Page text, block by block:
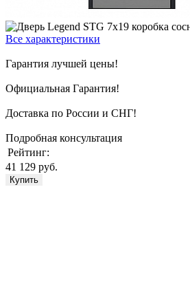
Все характеристики
Гарантия лучшей цены!
Официальная Гарантия!
Доставка по России и СНГ!
Подробная консультация
Рейтинг:
41 129 руб.
Купить